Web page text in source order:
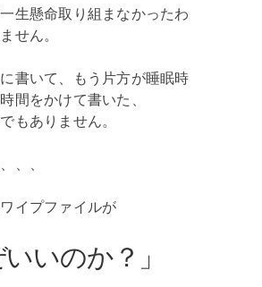
生懸命取り組まなかったわ
せん。
書いて、もう片方が睡眠時
間をかけて書いた、
もありません。
、、
イプファイルが
いいのか？」